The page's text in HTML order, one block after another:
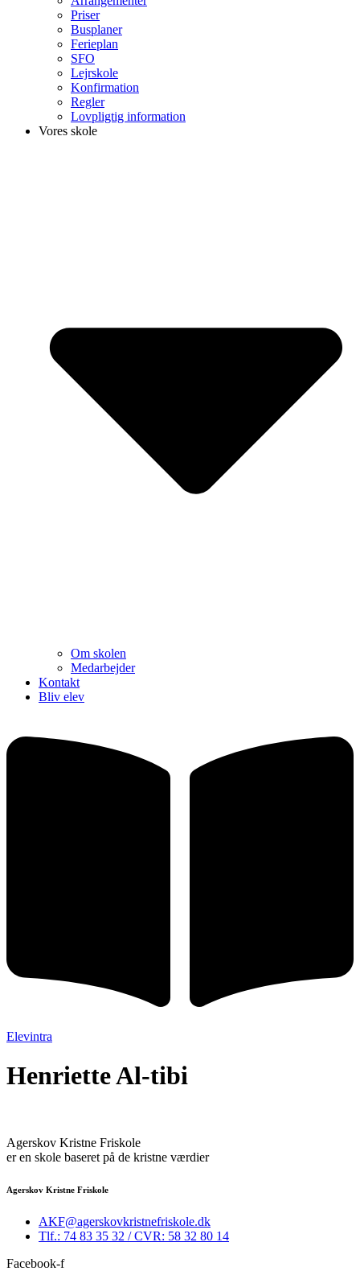
Priser
Busplaner
Ferieplan
SFO
Lejrskole
Konfirmation
Regler
Lovpligtig information
Vores skole
Om skolen
Medarbejder
Kontakt
Bliv elev
Elevintra
Henriette Al-tibi
Agerskov Kristne Friskole
er en skole baseret på de kristne værdier
Agerskov Kristne Friskole
AKF@agerskovkristnefriskole.dk
Tlf.: 74 83 35 32 / CVR: 58 32 80 14
Facebook-f